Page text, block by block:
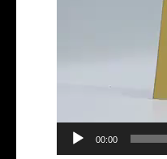
00:00